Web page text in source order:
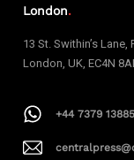
London.
13 St. Swithin’s Lane,
London, UK, EC4N
+44 7379